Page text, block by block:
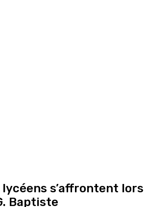
s’affrontent lors
Baptiste